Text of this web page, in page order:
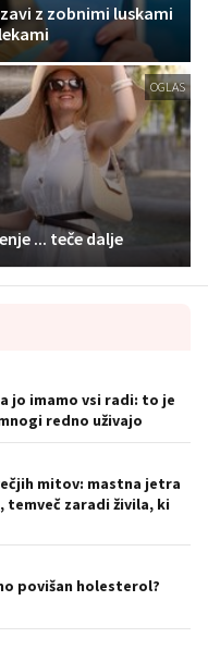
z zobnimi luskami
OGLAS
... teče dalje
jo imamo vsi radi: to je
redno uživajo
mitov: mastna jetra
temveč zaradi živila, ki
povišan holesterol?